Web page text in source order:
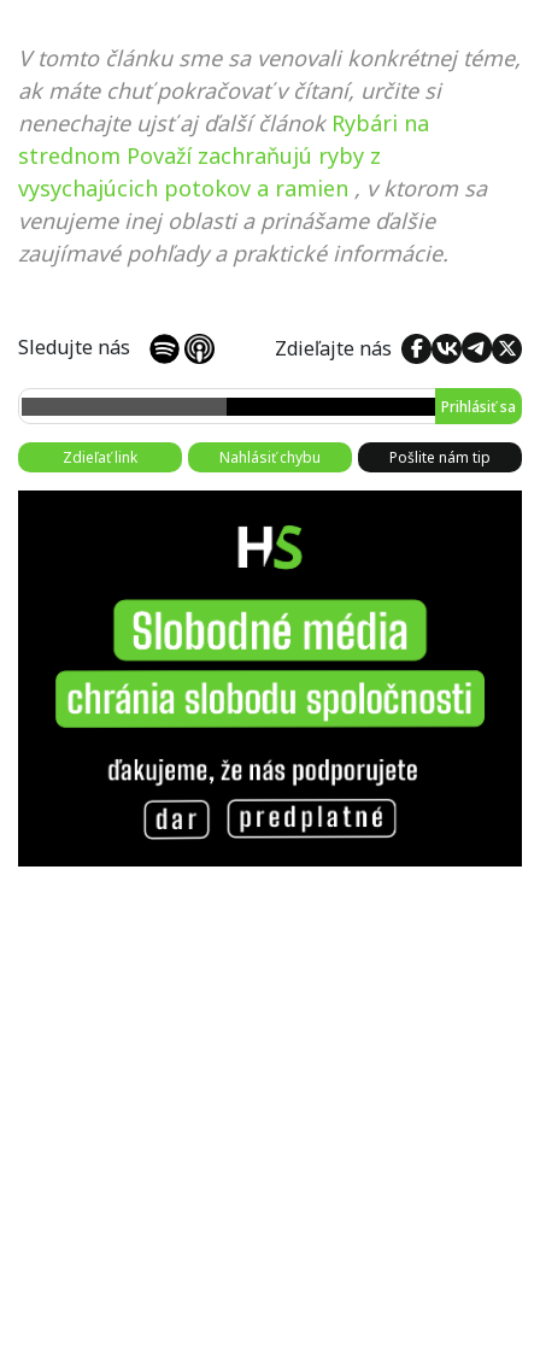
V tomto článku sme sa venovali konkrétnej téme,
ak máte chuť pokračovať v čítaní, určite si
nenechajte ujsť aj ďalší článok Rybári na
strednom Považí zachraňujú ryby z
vysychajúcich potokov a ramien , v ktorom sa
venujeme inej oblasti a prinášame ďalšie
zaujímavé pohľady a praktické informácie.
Sledujte nás Zdieľajte nás
Prihlásiť sa
Zdieľať link Nahlásiť chybu Pošlite nám tip